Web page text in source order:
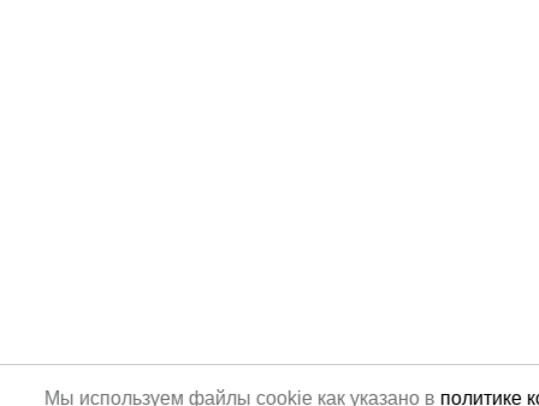
Мы используем файлы cookie как указано в политике